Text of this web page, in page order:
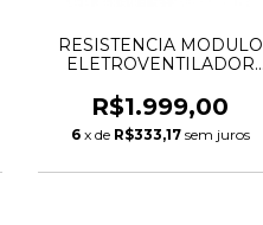
RESISTENCIA MODULO
ELETROVENTILADOR
R$1.999,00
6 x de R$333,17 sem juros